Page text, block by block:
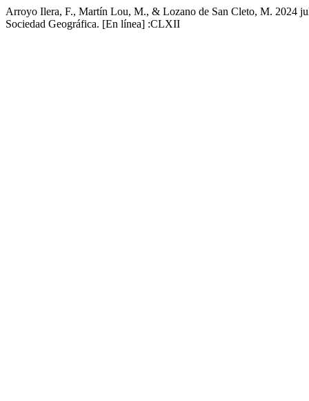
Arroyo Ilera, F., Martín Lou, M., & Lozano de San Cleto, M. 2024
Sociedad Geográfica. [En línea] :CLXII